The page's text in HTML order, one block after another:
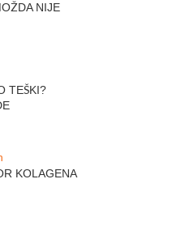
NIJE
TEŠKI?
KOLAGENA